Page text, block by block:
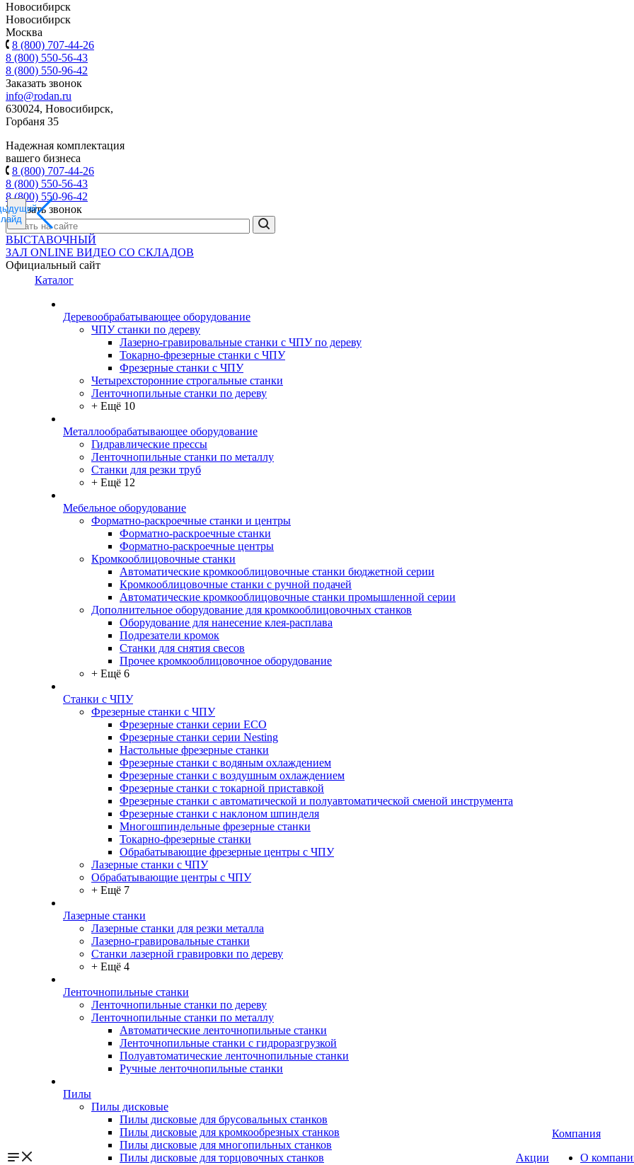
Новосибирск
Новосибирск
Москва
8 (800) 707-44-26
8 (800) 550-56-43
8 (800) 550-96-42
Заказать звонок
info@rodan.ru
630024, Новосибирск,
Горбаня 35
Надежная комплектация
вашего бизнеса
8 (800) 707-44-26
8 (800) 550-56-43
8 (800) 550-96-42
Заказать звонок
ВЫСТАВОЧНЫЙ
ЗАЛ ONLINE ВИДЕО СО СКЛАДОВ
Официальный сайт
Каталог
Деревообрабатывающее оборудование
ЧПУ станки по дереву
Лазерно-гравировальные станки с ЧПУ по дереву
Токарно-фрезерные станки с ЧПУ
Фрезерные станки с ЧПУ
Четырехсторонние строгальные станки
Ленточнопильные станки по дереву
+ Ещё 10
Металлообрабатывающее оборудование
Гидравлические прессы
Ленточнопильные станки по металлу
Станки для резки труб
+ Ещё 12
Мебельное оборудование
Форматно-раскроечные станки и центры
Форматно-раскроечные станки
Форматно-раскроечные центры
Кромкооблицовочные станки
Автоматические кромкооблицовочные станки бюджетной серии
Кромкооблицовочные станки с ручной подачей
Автоматические кромкооблицовочные станки промышленной серии
Дополнительное оборудование для кромкооблицовочных станков
Оборудование для нанесение клея-расплава
Подрезатели кромок
Станки для снятия свесов
Прочее кромкооблицовочное оборудование
+ Ещё 6
Станки с ЧПУ
Фрезерные станки с ЧПУ
Фрезерные станки серии ECO
Фрезерные станки серии Nesting
Настольные фрезерные станки
Фрезерные станки с водяным охлаждением
Фрезерные станки с воздушным охлаждением
Фрезерные станки с токарной приставкой
Фрезерные станки с автоматической и полуавтоматической сменой инструмента
Фрезерные станки с наклоном шпинделя
Многошпиндельные фрезерные станки
Токарно-фрезерные станки
Обрабатывающие фрезерные центры с ЧПУ
Лазерные станки с ЧПУ
Обрабатывающие центры с ЧПУ
+ Ещё 7
Лазерные станки
Лазерные станки для резки металла
Лазерно-гравировальные станки
Станки лазерной гравировки по дереву
+ Ещё 4
Ленточнопильные станки
Ленточнопильные станки по дереву
Ленточнопильные станки по металлу
Автоматические ленточнопильные станки
Ленточнопильные станки с гидроразгрузкой
Полуавтоматические ленточнопильные станки
Ручные ленточнопильные станки
Пилы
Пилы дисковые
Пилы дисковые для брусовальных станков
Пилы дисковые для кромкообрезных станков
Пилы дисковые для многопильных станков
Пилы дисковые для торцовочных станков
Акции
Компания
О